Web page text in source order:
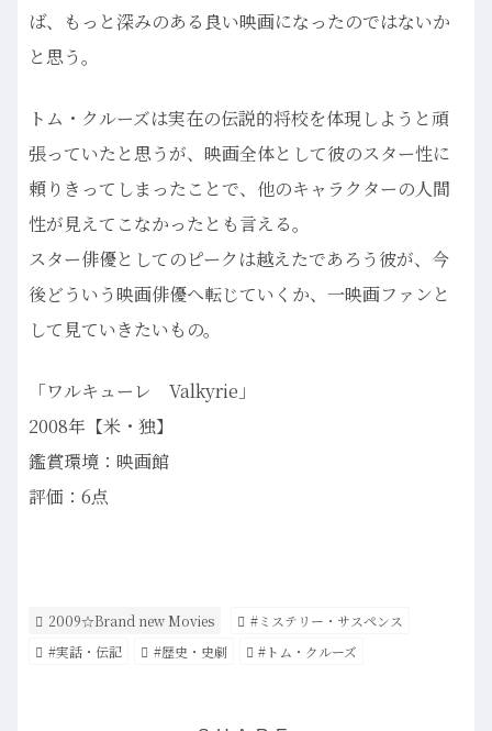
ば、もっと深みのある良い映画になったのではないか
と思う。
トム・クルーズは実在の伝説的将校を体現しようと頑
張っていたと思うが、映画全体として彼のスター性に
頼りきってしまったことで、他のキャラクターの人間
性が見えてこなかったとも言える。
スター俳優としてのピークは越えたであろう彼が、今
後どういう映画俳優へ転じていくか、一映画ファンと
して見ていきたいもの。
「ワルキューレ Valkyrie」
2008年【米・独】
鑑賞環境：映画館
評価：6点
2009☆Brand new Movies
#ミステリー・サスペンス
#実話・伝記
#歴史・史劇 #トム・クルーズ